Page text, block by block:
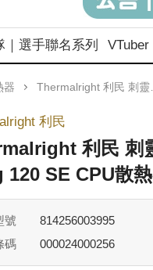
｜選手聯名系列
器 Thermalright 利民 刺靈王 Assassin King 120 SE CPU散熱器
利民
利民 刺
120 SE CPU散
號
814256003995
碼
000024000256